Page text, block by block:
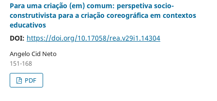
Para uma criação (em) comum: perspetiva socio-
construtivista para a criação coreográfica em contextos
educativos
DOI: https://doi.org/10.17058/rea.v29i1.14304
Angelo Cid Neto
151-168
PDF